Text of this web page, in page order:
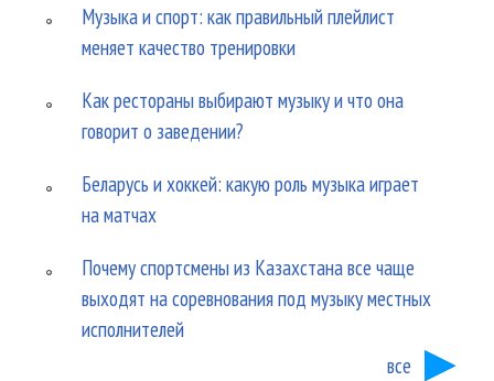
Музыка и спорт: как правильный плейлист
меняет качество тренировки
Как рестораны выбирают музыку и что она
говорит о заведении?
Беларусь и хоккей: какую роль музыка играет
на матчах
Почему спортсмены из Казахстана все чаще
выходят на соревнования под музыку местных
исполнителей
все